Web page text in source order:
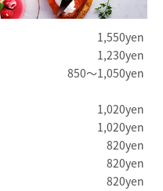
1,550yen
1,230yen
850〜1,050yen
1,020yen
1,020yen
820yen
820yen
820yen